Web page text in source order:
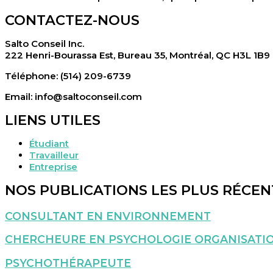
CONTACTEZ-NOUS
Salto Conseil Inc.
222 Henri-Bourassa Est, Bureau 35, Montréal, QC H3L 1B9
Téléphone: (514) 209-6739
Email: info@saltoconseil.com
LIENS UTILES
Étudiant
Travailleur
Entreprise
NOS PUBLICATIONS LES PLUS
CONSULTANT EN ENVIRONNEMENT
CHERCHEURE EN PSYCHOLOGIE
PSYCHOTHÉRAPEUTE